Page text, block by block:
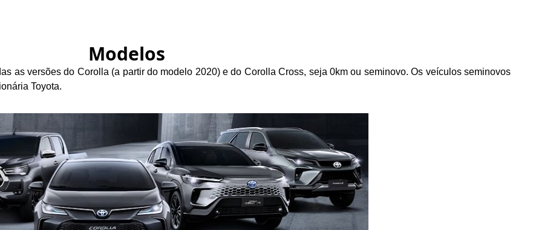
Modelos
as versões do Corolla (a partir do modelo 2020) e do Corolla Cross, seja 0km ou seminovo. Os veículos seminovos
Toyota.